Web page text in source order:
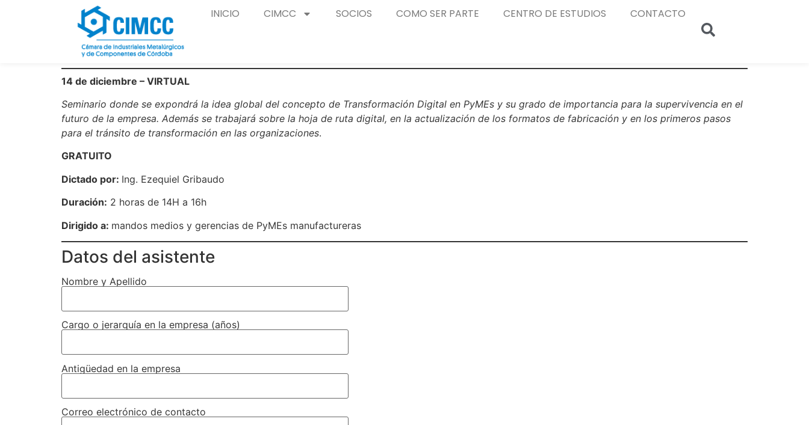
INICIO CIMCC SOCIOS COMO SER PARTE CENTRO DE ESTUDIOS CONTACTO
14 de diciembre – VIRTUAL
Seminario donde se expondrá la idea global del concepto de Transformación Digital en PyMEs y su grado de importancia para la supervivencia en el
futuro de la empresa. Además se trabajará sobre la hoja de ruta digital, en la actualización de los formatos de fabricación y en los primeros pasos
para el tránsito de transformación en las organizaciones.
GRATUITO
Dictado por: Ing. Ezequiel Gribaudo
Duración: 2 horas de 14H a 16h
Dirigido a: mandos medios y gerencias de PyMEs manufactureras
Datos del asistente
Nombre y Apellido
Cargo o jerarquía en la empresa (años)
Antigüedad en la empresa
Correo electrónico de contacto